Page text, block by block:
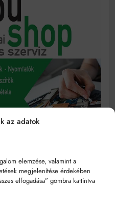
az adatok
elemzése, valamint a
megjelenítése érdekében
elfogadása” gombra kattintva